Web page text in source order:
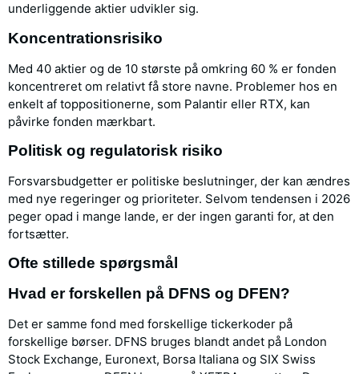
underliggende aktier udvikler sig.
Koncentrationsrisiko
Med 40 aktier og de 10 største på omkring 60 % er fonden
koncentreret om relativt få store navne. Problemer hos en
enkelt af toppositionerne, som Palantir eller RTX, kan
påvirke fonden mærkbart.
Politisk og regulatorisk risiko
Forsvarsbudgetter er politiske beslutninger, der kan ændres
med nye regeringer og prioriteter. Selvom tendensen i 2026
peger opad i mange lande, er der ingen garanti for, at den
fortsætter.
Ofte stillede spørgsmål
Hvad er forskellen på DFNS og DFEN?
Det er samme fond med forskellige tickerkoder på
forskellige børser. DFNS bruges blandt andet på London
Stock Exchange, Euronext, Borsa Italiana og SIX Swiss